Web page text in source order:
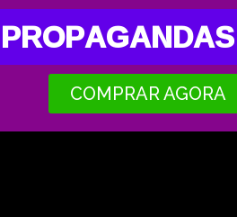
COMPRAR AGORA